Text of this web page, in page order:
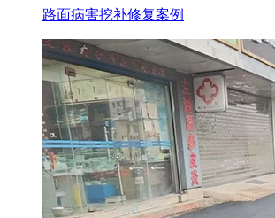
路面病害挖补修复案例